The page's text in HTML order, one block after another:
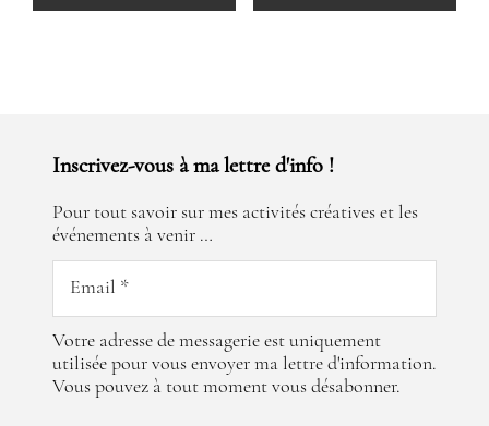
Inscrivez-vous à ma lettre d'info !
Pour tout savoir sur mes activités créatives et les
événements à venir …
Votre adresse de messagerie est uniquement
utilisée pour vous envoyer ma lettre d'information.
Vous pouvez à tout moment vous désabonner.